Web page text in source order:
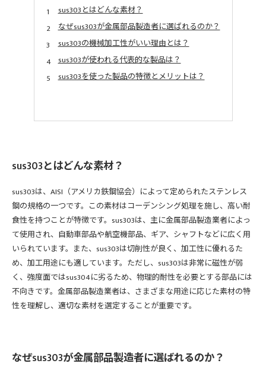
sus303とはどんな素材？
なぜsus303が金属部品製造者に選ばれるのか？
sus303の機械加工性がいい理由とは？
sus303が使われる代表的な製品は？
sus303を使った製品の特徴とメリットは？
sus303とはどんな素材？
sus303は、AISI（アメリカ鉄鋼協会）によって定められたステンレス
鋼の規格の一つです。この素材はコーデンシング処理を施し、高い耐
食性を持つことが特徴です。sus303は、主に金属部品製造業者によっ
て使用され、自動車部品や航空機部品、ギア、シャフトなどに広く用
いられています。また、sus303は切削性が良く、加工性に優れるた
め、加工用途にも適しています。ただし、sus303は非常に磁性が弱
く、強度面ではsus304に劣るため、物理的耐性を必要とする部品には
不向きです。金属部品製造業者は、さまざまな用途に応じた素材の特
性を理解し、適切な素材を選定することが重要です。
なぜsus303が金属部品製造者に選ばれるのか？